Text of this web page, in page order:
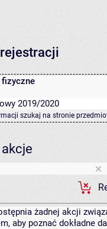
fizyczne
2019/2020
szukaj na stronie
żadnej akcji
aby poznać dokładne